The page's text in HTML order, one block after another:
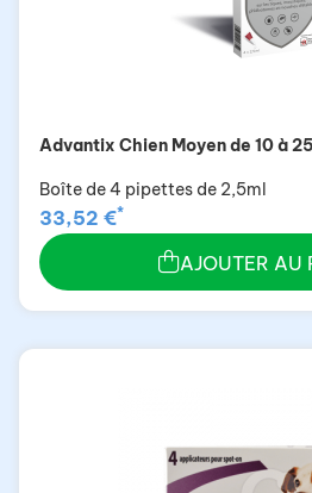
Advantix Chien Moyen de 10 à
Boîte de 4 pipettes de 2,5ml
33,52 €*
AJOUTER AU